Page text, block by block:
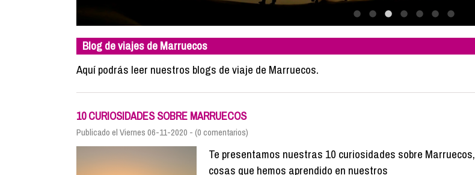
Blog de viajes de Marruecos
Aquí podrás leer nuestros blogs de viaje de Marruecos.
10 CURIOSIDADES SOBRE MARRUECOS
Publicado el Viernes 06-11-2020 - (0 comentarios)
Te presentamos nuestras 10 curiosidades sobre Marruecos,
cosas que hemos aprendido en nuestros